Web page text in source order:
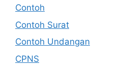
Contoh
Contoh Surat
Contoh Undangan
CPNS